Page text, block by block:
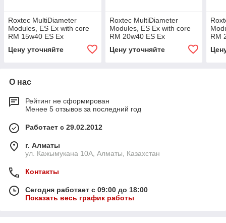
Roxtec MultiDiameter
Modules, ES Ex with core
RM 15w40 ES Ex
Цену уточняйте
Roxtec MultiDiameter
Modules, ES Ex with core
RM 20w40 ES Ex
Цену уточняйте
RM
О нас
Рейтинг не сформирован
Менее 5 отзывов за последний год
Работает с 29.02.2012
г. Алматы
ул. Кажымукана 10А, Алматы, Казахстан
Контакты
Сегодня работает с 09:00 до 18:00
Показать весь график работы